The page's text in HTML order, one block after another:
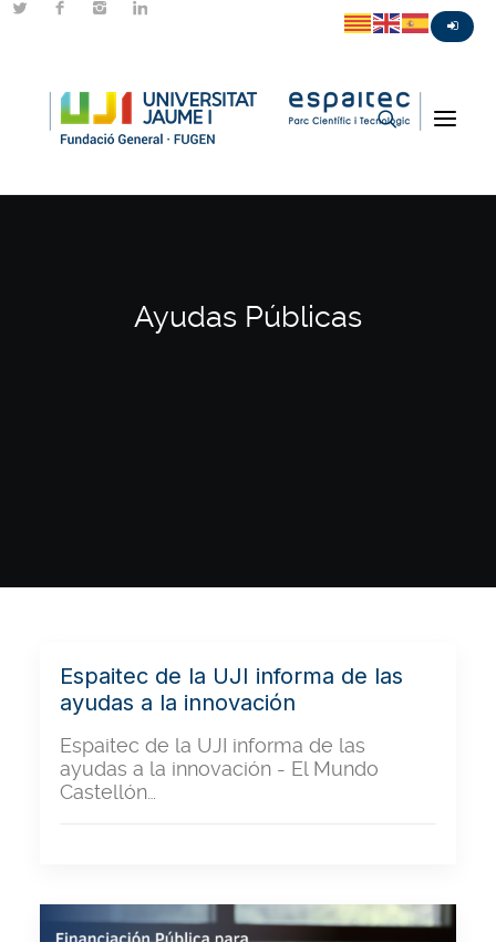
Ayudas Públicas
Espaitec de la UJI informa de las
ayudas a la innovación
Espaitec de la UJI informa de las
ayudas a la innovación - El Mundo
Castellón…